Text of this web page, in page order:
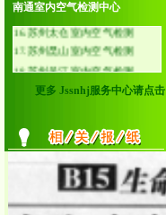
南通室内空气检测中心
17.苏州昆山室内空气检测
18.苏州吴江室内空气检测
19.无锡江阴室内空气检测
20.无锡宜兴室内空气检测
21.常州金坛室内空气检测
23.南京溧水室内空气检测
24.南京高淳室内空气检测
25.泰州泰兴室内空气检测
26.泰州姜堰室内空气检测
27.泰州靖江室内空气检测
更多 Jssnhj服务中心请点击